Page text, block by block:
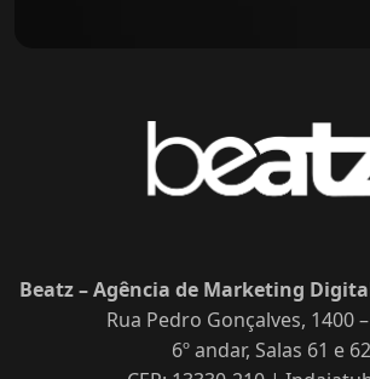
Beatz – Agência de Marketing
Rua Pedro Gonçalves, 1400
6º andar, Salas 61 e 62